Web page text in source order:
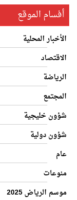
أفسام الموقع
الأخبار المحلية
الاقتصاد
الرياضة
المجتمع
شؤون خليجية
شؤون دولية
عام
منوعات
موسم الرياض 2025